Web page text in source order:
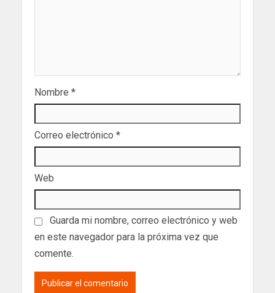
Nombre *
Correo electrónico *
Web
Guarda mi nombre, correo electrónico y web
en este navegador para la próxima vez que
comente.